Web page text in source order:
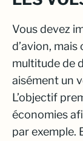
Vous devez
d’avion, mais
multitude de
aisément un
L’objectif
économies
par exemple.